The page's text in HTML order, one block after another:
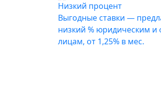
Низкий процент
Выгодные ставки —
низкий % юридическим и
лицам, от 1,25% в мес.